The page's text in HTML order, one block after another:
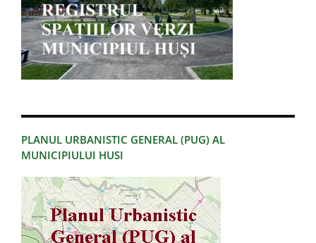
PLANUL URBANISTIC GENERAL (PUG) AL
MUNICIPIULUI HUSI